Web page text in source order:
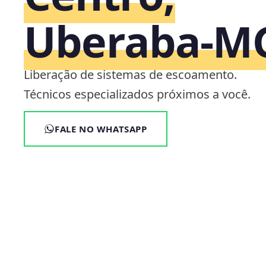
Liberação de sistemas de escoamento.
Técnicos especializados próximos a você.
FALE NO WHATSAPP